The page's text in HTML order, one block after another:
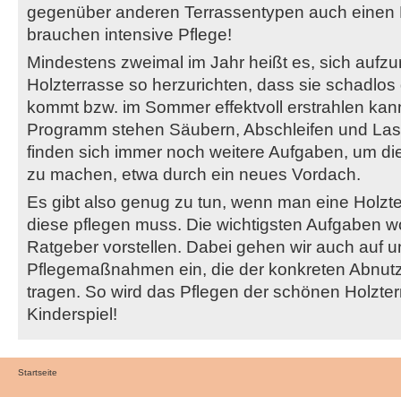
gegenüber anderen Terrassentypen auch einen
brauchen intensive Pflege!
Mindestens zweimal im Jahr heißt es, sich
Holzterrasse so herzurichten, dass sie
kommt bzw. im Sommer effektvoll erstrahlen
Programm stehen Säubern, Abschleifen und
finden sich immer noch weitere Aufgaben, um
zu machen, etwa durch ein neues Vordach.
Es gibt also genug zu tun, wenn man eine
diese pflegen muss. Die wichtigsten Aufgaben
Ratgeber vorstellen. Dabei gehen wir auch auf
Pflegemaßnahmen ein, die der konkreten
tragen. So wird das Pflegen der schönen
Kinderspiel!
Startseite